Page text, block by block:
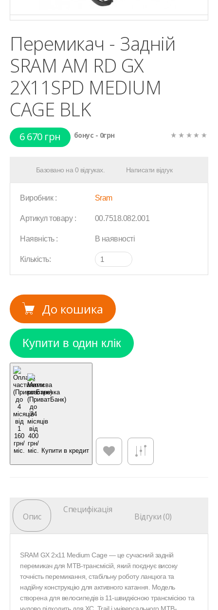
Перемикач - Задній
SRAM AM RD GX
2X11SPD MEDIUM
CAGE BLK
6 670 грн бонус - 0грн
Базовано на 0 відгуках. Написати відгук
Виробник : Sram
Артикул товару : 00.7518.082.001
Наявність : В наявності
Кількість:
До кошика
Купити в кредит
Опис
Специфікація
Відгуки (0)
SRAM GX 2x11 Medium Cage — це сучасний задній
перемикач для MTB-трансмісій, який поєднує високу
точність перемикання, стабільну роботу ланцюга та
надійну конструкцію для активного катання. Модель
створена для велосипедів із 11-швидкісною трансмісією та